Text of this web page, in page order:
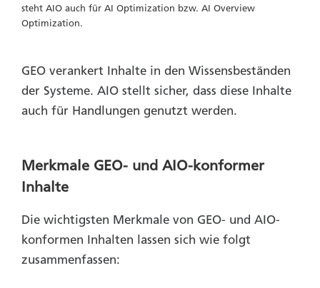
steht AIO auch für AI Optimization bzw. AI Overview
Optimization.
GEO verankert Inhalte in den Wissensbeständen
der Systeme. AIO stellt sicher, dass diese Inhalte
auch für Handlungen genutzt werden.
Merkmale GEO- und AIO-konformer
Inhalte
Die wichtigsten Merkmale von GEO- und AIO-
konformen Inhalten lassen sich wie folgt
zusammenfassen: